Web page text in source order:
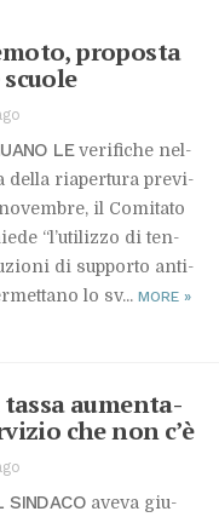
pro­po­sta
LEve­ri­fi­che nel­
del­la ria­per­tu­ra pre­vi­
il Co­mi­ta­to
“l’u­ti­liz­zo di ten­
di sup­por­to an­ti­
lo sv... MORE »
au­men­ta­
che non c’è
SIN­DA­CO ave­va giu­